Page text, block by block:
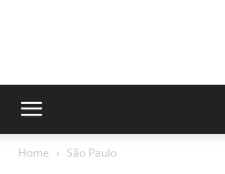
Home São Paulo